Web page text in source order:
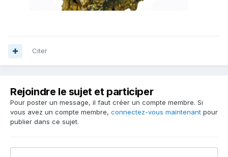
Citer
Rejoindre le sujet et participer
Pour poster un message, il faut créer un compte membre. Si
vous avez un compte membre, connectez-vous maintenant pour
publier dans ce sujet.